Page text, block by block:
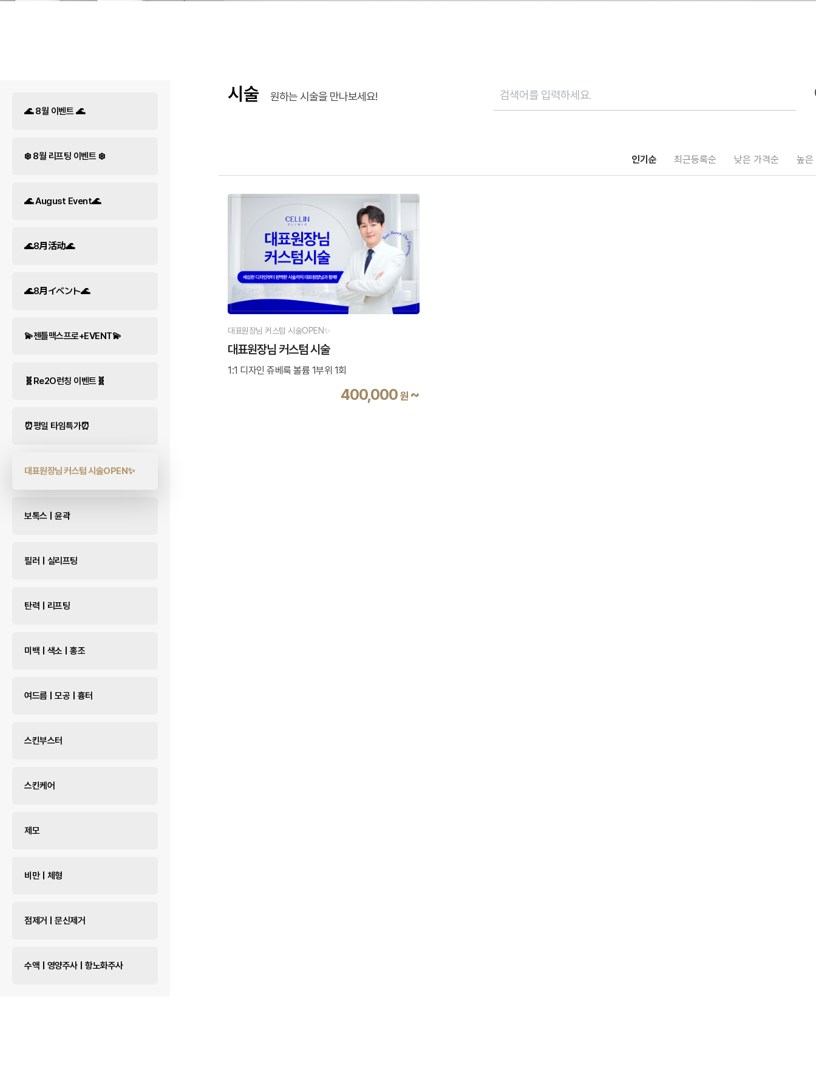
🌊 8월 이벤트 🌊
❄️ 8월 리프팅 이벤트 ❄️
🌊 August Event🌊
🌊8月活动🌊
🌊8月イベント🌊
💫젠틀맥스프로+EVENT💫
🧬Re2O런칭 이벤트🧬
⏰평일 타임특가⏰
대표원장님 커스텀 시술OPEN✨
보톡스 | 윤곽
필러 | 실리프팅
탄력 | 리프팅
미백 | 색소 | 홍조
여드름 | 모공 | 흉터
스킨부스터
스킨케어
제모
비만 | 체형
점제거 | 문신제거
수액 | 영양주사 | 항노화주사
시술 원하는 시술을 만나보세요!
인기순 최근등록순 낮은 가격순 높은
대표원장님 커스텀 시술OPEN✨
대표원장님 커스텀 시술
1:1 디자인 쥬베룩 볼륨 1부위 1회
400,000 원 ~